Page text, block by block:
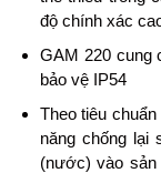
độ chính xác
GAM 220 cung
bảo vệ IP54
Theo tiêu
năng chống lại
(nước) vào